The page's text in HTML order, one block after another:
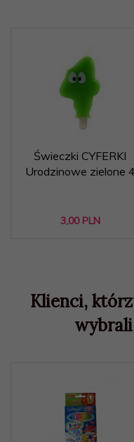
Świeczki CYFERKI
Urodzinowe zielone 4
3,00 PLN
Klienci,